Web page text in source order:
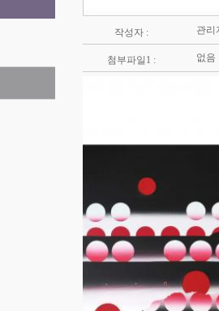
작성자 : 관리
첨부파일1 : 없음